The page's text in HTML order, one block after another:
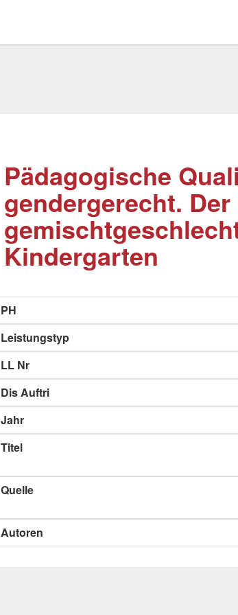
Pädagogische
gendergerecht.
Kindergarten
PH
Leistungstyp
LL Nr
Dis Auftri
Jahr
Titel
Quelle
Autoren